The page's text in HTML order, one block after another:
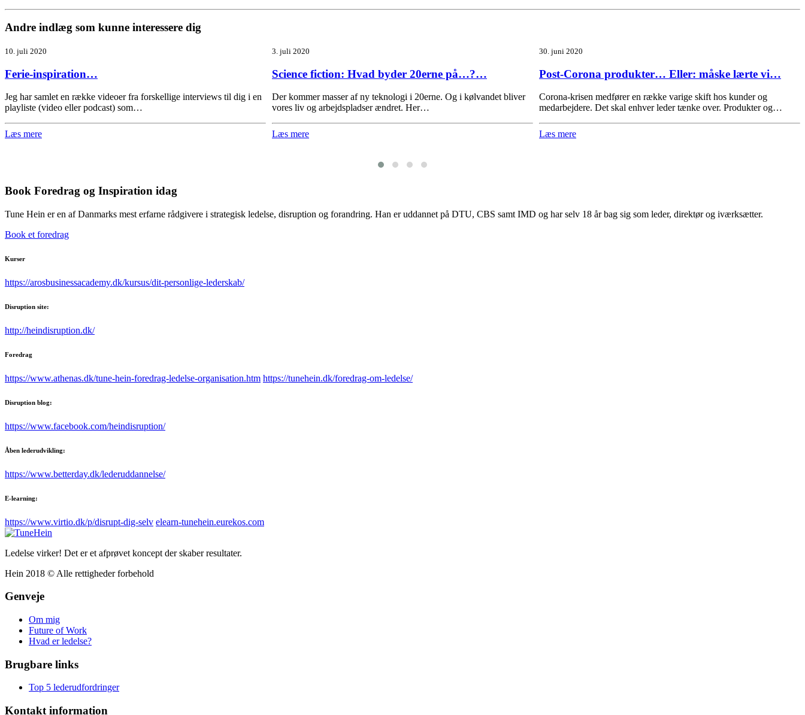
Andre indlæg som kunne interessere dig
10. juli 2020
Ferie-inspiration…
Jeg har samlet en række videoer fra forskellige interviews til dig i en
playliste (video eller podcast) som…
Læs mere
3. juli 2020
Science fiction: Hvad byder 20erne på…?…
Der kommer masser af ny teknologi i 20erne. Og i kølvandet bliver
vores liv og arbejdspladser ændret. Her…
Læs mere
30. juni 2020
Post-Corona produkter… Eller: måske lærte vi…
Corona-krisen medfører en række varige skift hos kunder og
medarbejdere. Det skal enhver leder tænke over. Produkter og…
Læs mere
Book Foredrag og Inspiration idag
Tune Hein er en af Danmarks mest erfarne rådgivere i strategisk ledelse, disruption og forandring. Han er uddannet på DTU, CBS samt IMD og har selv 18 år bag sig som leder, direktør og iværksætter.
Book et foredrag
Kurser
https://arosbusinessacademy.dk/kursus/dit-personlige-lederskab/
Disruption site:
http://heindisruption.dk/
Foredrag
https://www.athenas.dk/tune-hein-foredrag-ledelse-organisation.htm https://tunehein.dk/foredrag-om-ledelse/
Disruption blog:
https://www.facebook.com/heindisruption/
Åben lederudvikling:
https://www.betterday.dk/lederuddannelse/
E-learning:
https://www.virtio.dk/p/disrupt-dig-selv elearn-tunehein.eurekos.com
Ledelse virker! Det er et afprøvet koncept der skaber resultater.
Hein 2018 © Alle rettigheder forbehold
Genveje
Om mig
Future of Work
Hvad er ledelse?
Brugbare links
Top 5 lederudfordringer
Kontakt information